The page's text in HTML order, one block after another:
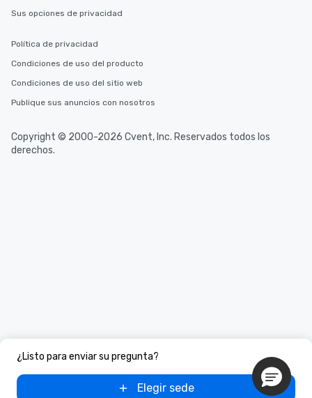
¿Listo para enviar su pregunta?
Elegir sede
Sus opciones de privacidad
Política de privacidad
Condiciones de uso del producto
Condiciones de uso del sitio web
Publique sus anuncios con nosotros
Copyright © 2000-2026 Cvent, Inc. Reservados todos los
derechos.